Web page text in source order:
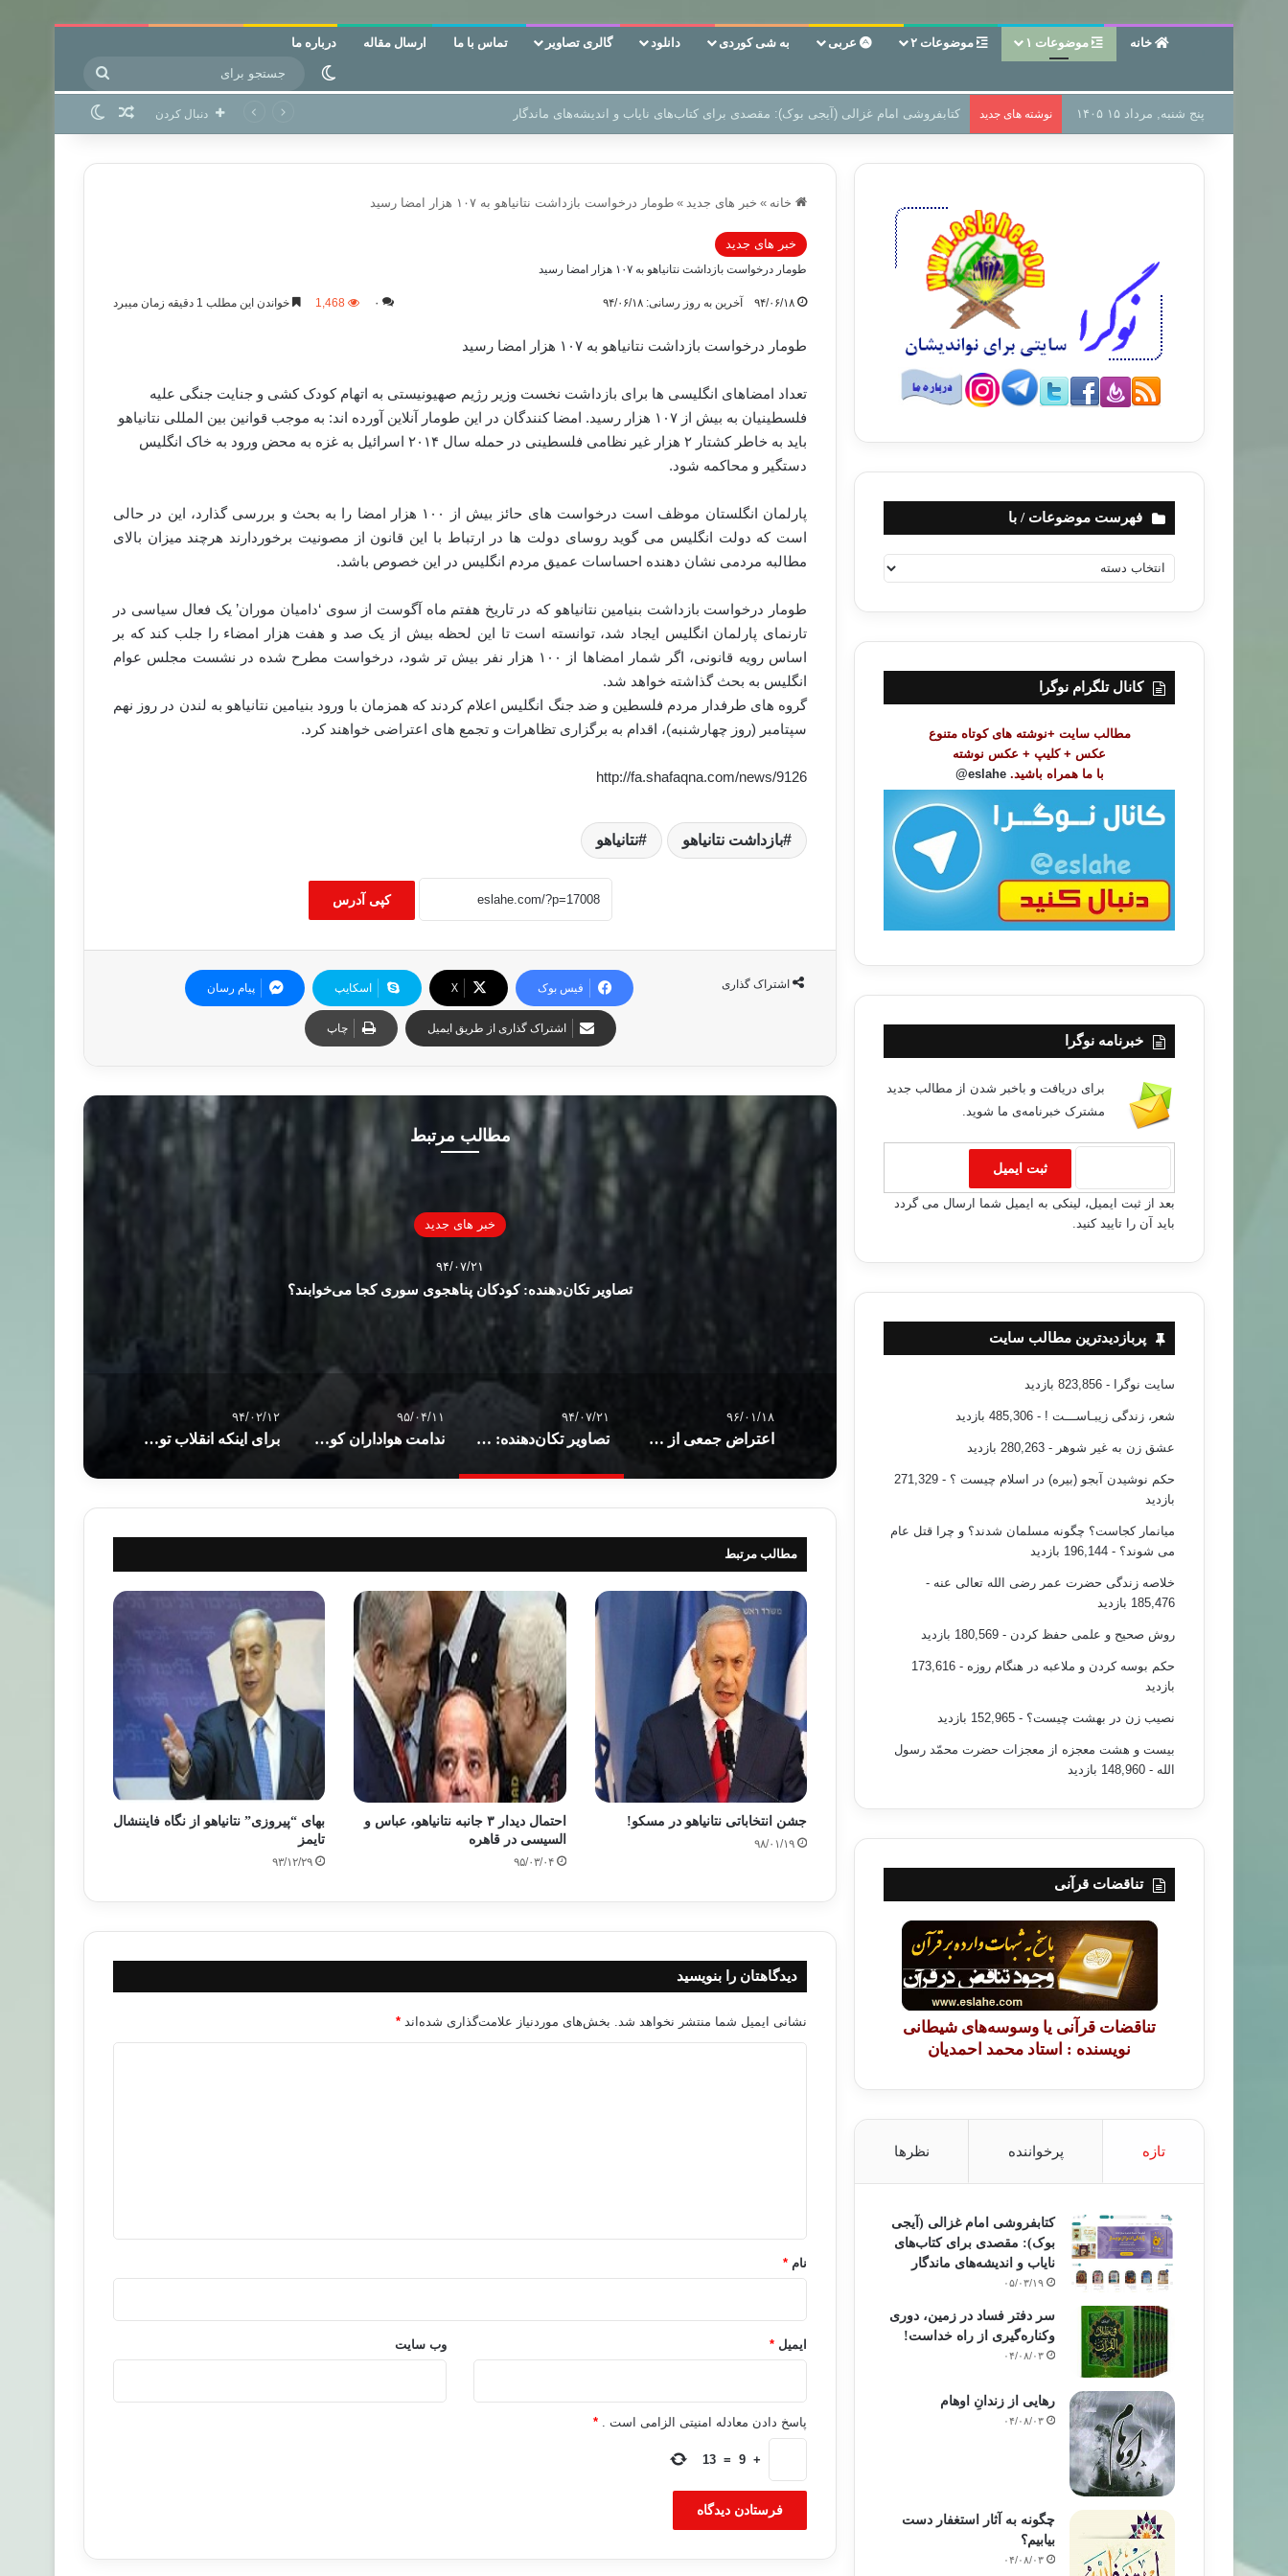
خانه موضوعات ۱ موضوعات ۲ عربی به شی کوردی دانلود گالری تصاویر تماس با ما ارسال مقاله درباره ما
تغییر پوسته
برای پنج شنبه, مرداد ۱۵ ۱۴۰۵ نوشته های جدید سر دفتر فساد در زمین‌، دوری وکناره‌گیری از راه خداست‌! دنبال کردن نوشته تصادفی
خانه » خبر های جدید » طومار درخواست بازداشت نتانیاهو به ۱۰۷ هزار امضا رسید
خبر های جدید
طومار درخواست بازداشت نتانیاهو به ۱۰۷ هزار امضا رسید
۹۴/۰۶/۱۸ آخرین به روز رسانی: ۹۴/۰۶/۱۸ ۰ 1,468 خواندن این مطلب 1 دقیقه زمان میبرد
طومار درخواست بازداشت نتانیاهو به ۱۰۷ هزار امضا رسید
تعداد امضاهای انگلیسی ها برای بازداشت نخست وزیر رژیم صهیونیستی به اتهام کودک کشی و جنایت جنگی علیه
فلسطینیان به بیش از ۱۰۷ هزار رسید. امضا کنندگان در این طومار آنلاین آورده اند: به موجب قوانین بین المللی نتانیاهو
باید به خاطر کشتار ۲ هزار غیر نظامی فلسطینی در حمله سال ۲۰۱۴ اسرائیل به غزه به محض ورود به خاک انگلیس
دستگیر و محاکمه شود.
پارلمان انگلستان موظف است درخواست های حائز بیش از ۱۰۰ هزار امضا را به بحث و بررسی گذارد، این در حالی
است که دولت انگلیس می گوید روسای دولت ها در ارتباط با این قانون از مصونیت برخوردارند هرچند میزان بالای
مطالبه مردمی نشان دهنده احساسات عمیق مردم انگلیس در این خصوص باشد.
طومار درخواست بازداشت بنیامین نتانیاهو که در تاریخ هفتم ماه آگوست از سوی ‘دامیان موران’ یک فعال سیاسی در
تارنمای پارلمان انگلیس ایجاد شد، توانسته است تا این لحظه بیش از یک صد و هفت هزار امضاء را جلب کند که بر
اساس رویه قانونی، اگر شمار امضاها از ۱۰۰ هزار نفر بیش تر شود، درخواست مطرح شده در نشست مجلس عوام
انگلیس به بحث گذاشته خواهد شد.
گروه های طرفدار مردم فلسطین و ضد جنگ انگلیس اعلام کردند که همزمان با ورود بنیامین نتانیاهو به لندن در روز نهم
سپتامبر (روز چهارشنبه)، اقدام به برگزاری تظاهرات و تجمع های اعتراضی خواهند کرد.
http://fa.shafaqna.com/news/9126
بازداشت نتانیاهو نتانیاهو
کپی آدرس
اشتراک گذاری فیس بوک X اسکایپ پیام رسان
اشتراک گذاری از طریق ایمیل چاپ
مطالب مرتبط
۹۶/۰۱/۱۸
به بمباران شیمیایی خان‌شیخون ادلب سوریه
خبر های جدید
۹۴/۰۷/۲۱
تصاویر تکان‌دهنده: کودکان پناهجوی سوری کجا می‌خوابند؟
۹۶/۰۱/۱۸
اعتراض جمعی از شهروندان سردشت به بمباران شیمیایی خان‌شیخون ادلب سوریه
۹۴/۰۷/۲۱
تصاویر تکان‌دهنده: کودکان پناهجوی سوری کجا می‌خوابند؟
۹۵/۰۴/۱۱
ندامت هواداران کودتای نظامی در مصر
۹۴/۰۲/۱۲
برای اینکه انقلاب تونس تکرار نشود… تحلیلی از سهیل الغنوشی
مطالب مرتبط
جشن انتخاباتی نتانیاهو در مسکو!
۹۸/۰۱/۱۹
احتمال دیدار ۳ جانبه نتانیاهو، عباس و
السیسی در قاهره
۹۵/۰۳/۰۴
بهای “پیروزی” نتانیاهو از نگاه فایننشال
تایمز
۹۳/۱۲/۲۹
دیدگاهتان را بنویسید
نشانی ایمیل شما منتشر نخواهد شد. بخش‌های موردنیاز علامت‌گذاری شده‌اند *
نام *
ایمیل * وب‌ سایت
پاسخ دادن معادله امنیتی الزامی است . *
+
9
=
13
فهرست موضوعات / با
ه
ت
ض
کانال تلگرام نوگرا
مطالب سایت +نوشته های کوتاه متنوع
عکس + کلیپ + عکس نوشته
با ما همراه باشید. eslahe@
خبرنامه نوگرا
برای دریافت و باخبر شدن از مطالب جدید
مشترک خبرنامه‌ی ما شوید.
بعد از ثبت ایمیل، لینکی به ایمیل شما ارسال می گردد
باید آن را تایید کنید.
پربازدیدترین مطالب سایت
سایت نوگرا - 823,856 بازدید
شعر، زندگی زیبـاســـت ! - 485,306 بازدید
عشق زن به غیر شوهر - 280,263 بازدید
حکم نوشیدن آبجو (بیره) در اسلام چیست ؟
- 271,329
بازدید
میانمار کجاست؟ چگونه مسلمان شدند؟ و چرا قتل عام
می شوند؟ - 196,144 بازدید
خلاصه زندگی حضرت عمر رضی الله تعالی عنه -
185,476 بازدید
روش صحیح و علمی حفظ کردن - 180,569 بازدید
حکم بوسه کردن و ملاعبه در هنگام روزه
- 173,616
بازدید
نصیب زن در بهشت چیست؟ - 152,965 بازدید
بیست و هشت معجزه از معجزات حضرت محمّد رسول
الله - 148,960 بازدید
تناقضات قرآنی
تناقضات قرآنی یا وسوسه‌های شیطانی
نویسنده : استاد محمد احمدیان
تازه پرخواننده نظرها
کتابفروشی امام غزالی (آیجی
بوک): مقصدی برای کتاب‌های
نایاب و اندیشه‌های ماندگار
۰۵/۰۳/۱۹
سر دفتر فساد در زمین‌، دوری
وکناره‌گیری از راه خداست‌!
۰۴/۰۸/۰۳
رهایی از زندانِ اوهام
۰۴/۰۸/۰۳
چگونه به آثار استغفار دست
بیابیم؟
۰۴/۰۸/۰۳